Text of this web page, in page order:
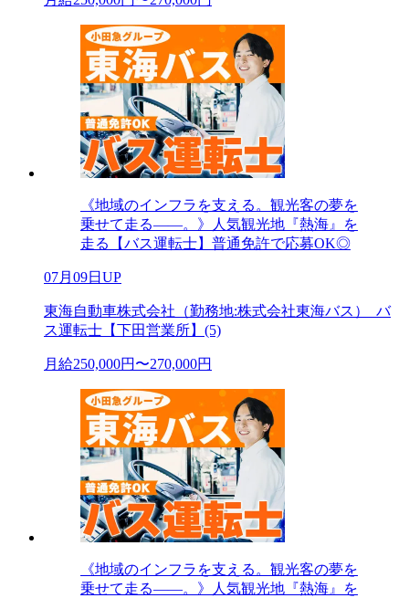
《地域のインフラを支える。観光客の夢を
乗せて走る――。》人気観光地『熱海』を
走る【バス運転士】普通免許で応募OK◎
07月09日UP
東海自動車株式会社（勤務地:株式会社東海バス）_バ
ス運転士【下田営業所】(5)
月給250,000円〜270,000円
《地域のインフラを支える。観光客の夢を
乗せて走る――。》人気観光地『熱海』を